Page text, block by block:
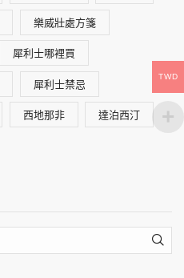
樂威壯處方箋
犀利士哪裡買
犀利士禁忌
西地那非 達泊西汀
TWD